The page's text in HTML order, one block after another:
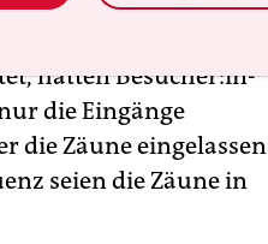
hätten Be­su­che­r:in­
die Eingänge
die Zäune eingelassen
seien die Zäune in